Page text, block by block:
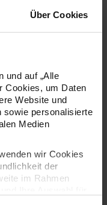
Über Cookies
und auf „Alle
Cookies, um Daten
Website und
sowie personalisierte
Medien
wir Cookies
der
im Rahmen